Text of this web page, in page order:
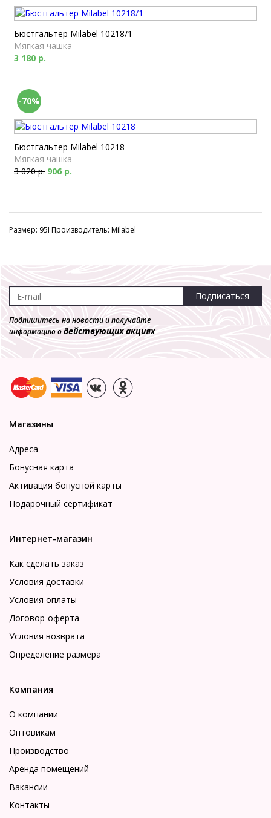
Бюстгальтер Milabel 10218/1
Мягкая чашка
3 180 р.
-70%
Бюстгальтер Milabel 10218
Мягкая чашка
3 020 р. 906 р.
Размер: 95I Производитель: Milabel
Подписаться
Подпишитесь на новости и получайте
информацию одействующих акциях
Магазины
Адреса
Бонусная карта
Активация бонусной карты
Подарочный сертификат
Интернет-магазин
Как сделать заказ
Условия доставки
Условия оплаты
Договор-оферта
Условия возврата
Определение размера
Компания
О компании
Оптовикам
Производство
Аренда помещений
Вакансии
Контакты